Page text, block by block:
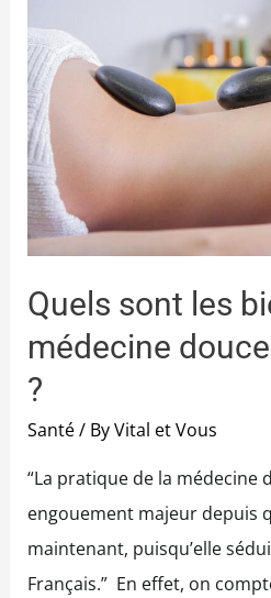
Quels sont les
médecine
?
Santé/ ByVital et Vous
“La pratique de la médecine
engouement majeur depuis
maintenant, puisqu’elle
Français.” En effet, on